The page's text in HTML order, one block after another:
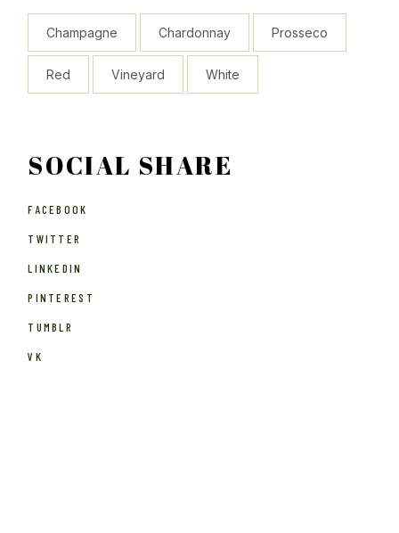
Champagne Chardonnay Prosseco
Red Vineyard White
SOCIAL SHARE
FACEBOOK
TWITTER
LINKEDIN
PINTEREST
TUMBLR
VK